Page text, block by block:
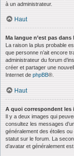
à un administrateur.
Haut
Ma langue n’est pas dans
La raison la plus probable
que personne n’ait encore
administrateur du forum
créer et partager une
Internet de phpBB®.
Haut
A quoi correspondent les
Il y a deux images qui
consultez les messages
généralement des étoiles
statut sur le forum. La
d’avatar et généralement